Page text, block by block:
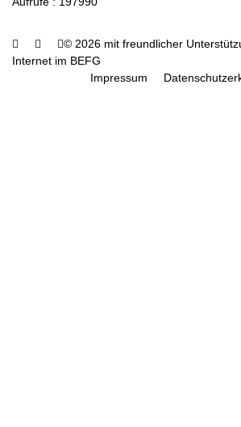
© 2026 mit freundlicher
Internet im BEFG
Impressum